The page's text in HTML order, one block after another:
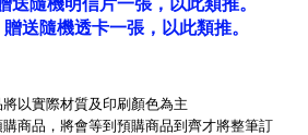
送隨機明信片一張，以此類推。
送隨機透卡一張，以此類推。
以實際材質及印刷顏色為主
商品，將會等到預購商品到齊才將整筆訂